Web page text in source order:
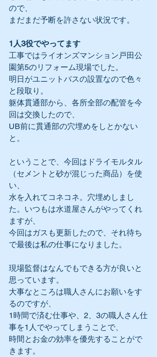
ので、
まだまだ予断を許さない状況です。
1人3役でやってます
工事ではライオンズマンション戸田公
園第5のリフォーム現場でした。
明日がユニットバスの設置なので色々
と段取り。
躯体貫通部から、各所全部の配管を今
回は交換したので、
UB前に貫通部の穴埋めをしとかない
と。
ということで、今回はドライモルタル
（セメントと砂が混じった商品）を使
い、
水を入れてコネコネ。穴埋めしまし
た。いつもは水道屋さんがやってくれ
ますが、
今回はガスも更新したので、それ待ち
で最後は私の仕事になりました。
現場監督はなんでもできる方が良いと
思っています。
大事なところは職人さんにお願いをす
るのですが、
1時間で済む仕事や、2、3の職人さん仕
事を1人でやってしまうことで、
時間とお金の効率を優先することがで
きます。